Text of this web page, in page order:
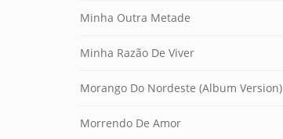
Minha Outra Metade
Minha Razão De Viver
Morango Do Nordeste (Album Version)
Morrendo De Amor